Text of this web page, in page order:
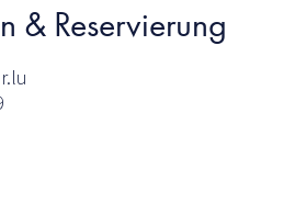
& Reservierung